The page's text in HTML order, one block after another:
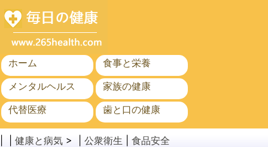
ホーム
食事と栄養
メンタルヘルス
家族の健康
代替医療
歯と口の健康
がん
公衆衛生
健康と病気 > | 公衆衛生 食品安全